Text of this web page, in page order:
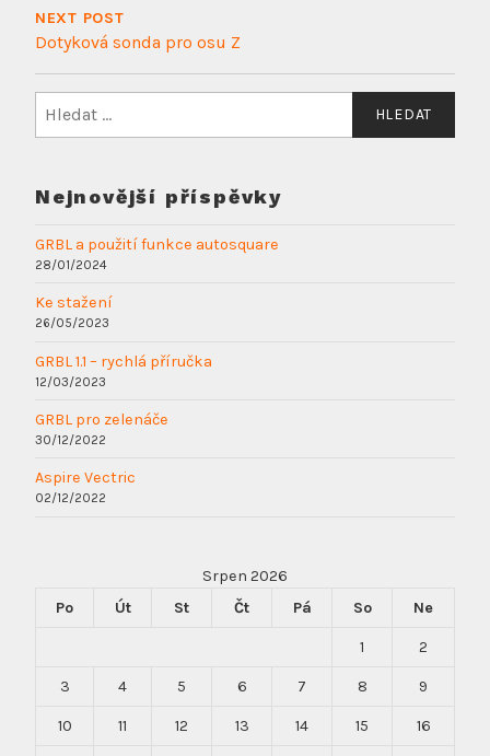
NEXT POST
Dotyková sonda pro osu Z
Nejnovější příspěvky
GRBL a použití funkce autosquare
28/01/2024
Ke stažení
26/05/2023
GRBL 1.1 – rychlá příručka
12/03/2023
GRBL pro zelenáče
30/12/2022
Aspire Vectric
02/12/2022
Srpen 2026
Po
Út St Čt Pá So Ne
1 2
3 4 5 6 7 8 9
10 11 12 13 14 15 16